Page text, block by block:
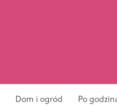
Dom i ogród Po